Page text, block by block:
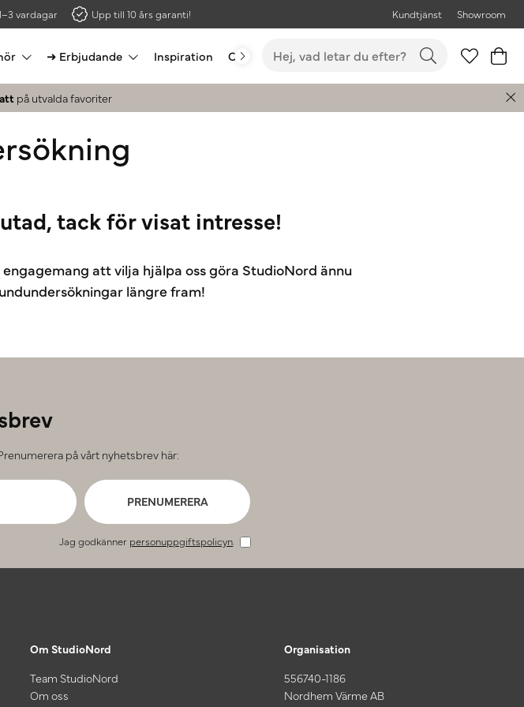
vardagar Upp till 10 års garanti! Kundtjänst Showroom
➜ Erbjudande Inspiration Outlet Bästsäljare
på utvalda favoriter
tack för visat intresse!
att vilja hjälpa oss göra StudioNord ännu
längre fram!
på vårt nyhetsbrev här:
PRENUMERERA
Jag godkänner personuppgiftspolicyn
Om StudioNord
Team StudioNord
Om oss
Organisation
556740-1186
Nordhem Värme AB